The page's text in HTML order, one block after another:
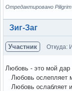
Отредактировано
Вне форума
Зиг-Заг
Участник Откуда:
Любовь - это мой дар
Любовь ослепляет
Любовь ослабляет и